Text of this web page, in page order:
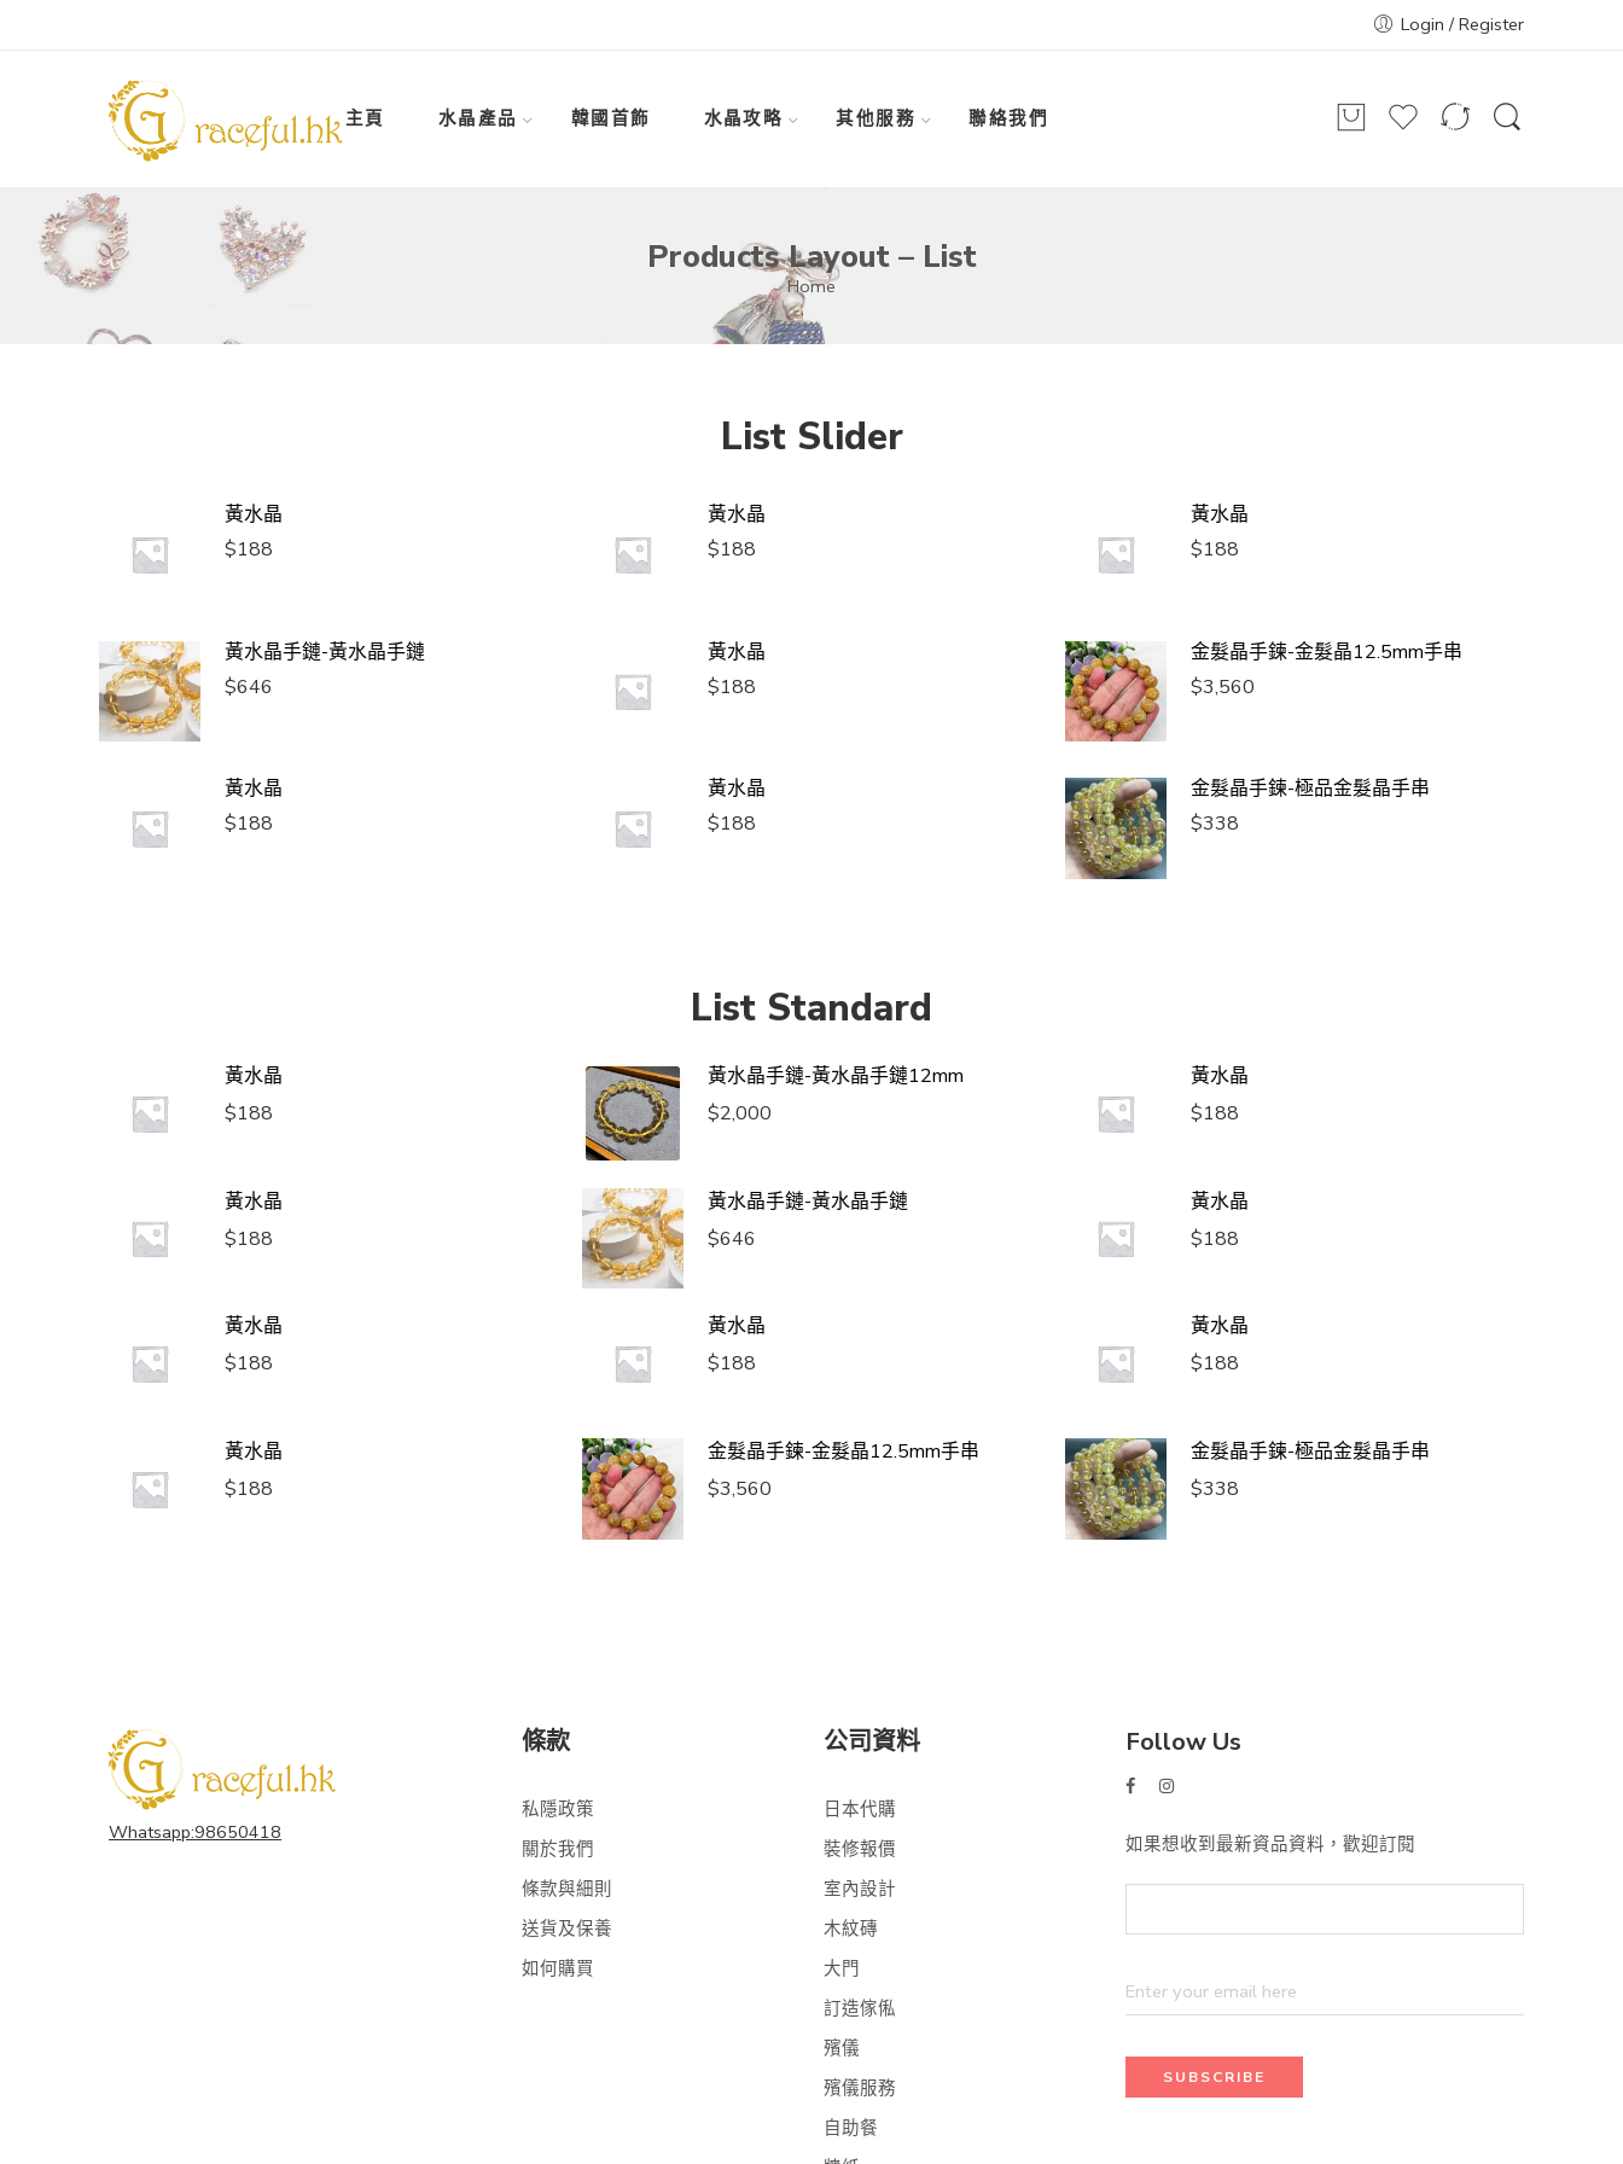
Login / Register
主頁 水晶產品 韓國首飾 水晶攻略 其他服務 聯絡我們
Products Layout – List
Home
List Slider
黃水晶
$188
黃水晶手鏈-黃水晶手鏈
$646
黃水晶
$188
黃水晶
$188
黃水晶
$188
黃水晶
$188
黃水晶
$188
金髮晶手鍊-金髮晶12.5mm手串
$3,560
金髮晶手鍊-極品金髮晶手串
$338
List Standard
黃水晶
$188
黃水晶手鏈-黃水晶手鏈12mm
$2,000
黃水晶
$188
黃水晶
$188
黃水晶手鏈-黃水晶手鏈
$646
黃水晶
$188
黃水晶
$188
黃水晶
$188
黃水晶
$188
黃水晶
$188
金髮晶手鍊-金髮晶12.5mm手串
$3,560
金髮晶手鍊-極品金髮晶手串
$338
Whatsapp:98650418
條款
私隱政策
關於我們
條款與細則
送貨及保養
如何購買
公司資料
日本代購
裝修報價
室內設計
木紋磚
大門
訂造傢俬
殯儀
殯儀服務
自助餐
Follow Us
如果想收到最新資品資料，歡迎訂閱